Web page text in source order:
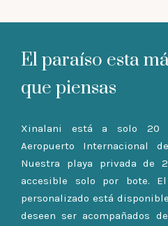
El paraíso esta
que piensas
Xinalani está a solo 20
Aeropuerto Internacional
Nuestra playa privada de
accesible solo por bote.
personalizado está
deseen ser acompañados